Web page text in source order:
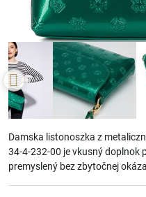
Damska listonoszka z
34-4-232-00 je vkusný doplnok
premyslený bez zbytočnej